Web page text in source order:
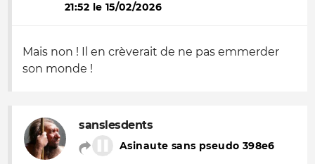
21:52 le 15/02/2026
Mais non ! Il en crèverait de ne pas emmerder
son monde !
sanslesdents
Asinaute sans pseudo 398e6